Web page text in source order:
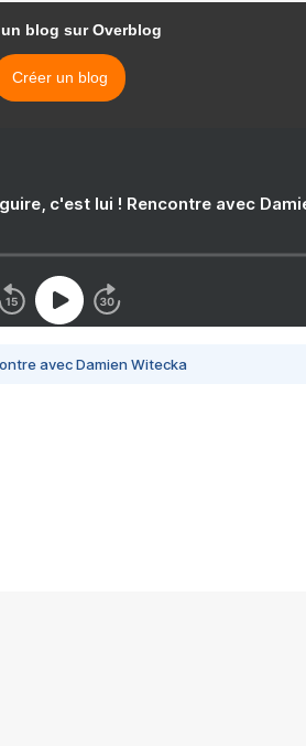
un blog sur Overblog
Créer un blog
c'est lui ! Rencontre avec
avec Damien Witecka